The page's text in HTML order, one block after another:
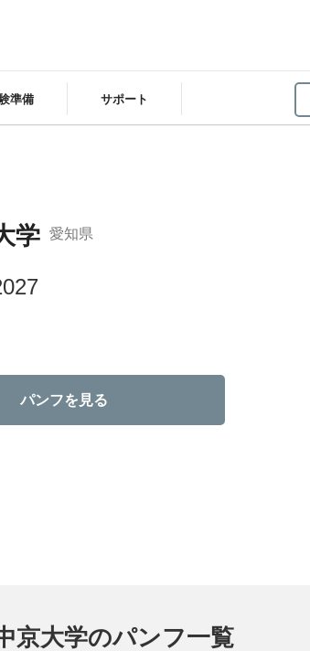
準備 サポート
学 愛知県
パンフを見る
京大学のパンフ一覧